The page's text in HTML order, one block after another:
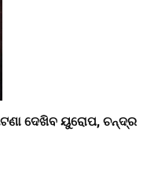
ଦେଖିବ ୟୁରୋପ, ଚନ୍ଦ୍ର